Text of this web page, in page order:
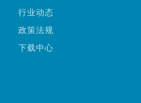
行业动态
政策法规
下载中心